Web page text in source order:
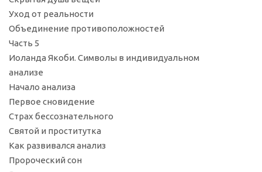
Уход от реальности
Объединение противоположностей
Часть 5
Иоланда Якоби. Символы в индивидуальном
анализе
Начало анализа
Первое сновидение
Страх бессознательного
Святой и проститутка
Как развивался анализ
Пророческий сон